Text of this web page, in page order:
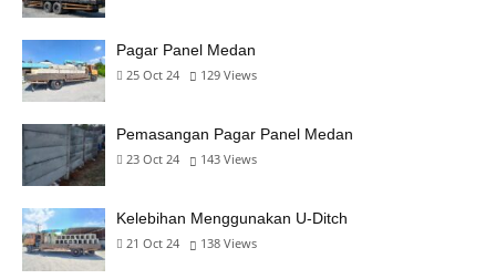
Pagar Panel Medan
25 Oct 24 129 Views
Pemasangan Pagar Panel Medan
23 Oct 24 143 Views
Kelebihan Menggunakan U-Ditch
21 Oct 24 138 Views